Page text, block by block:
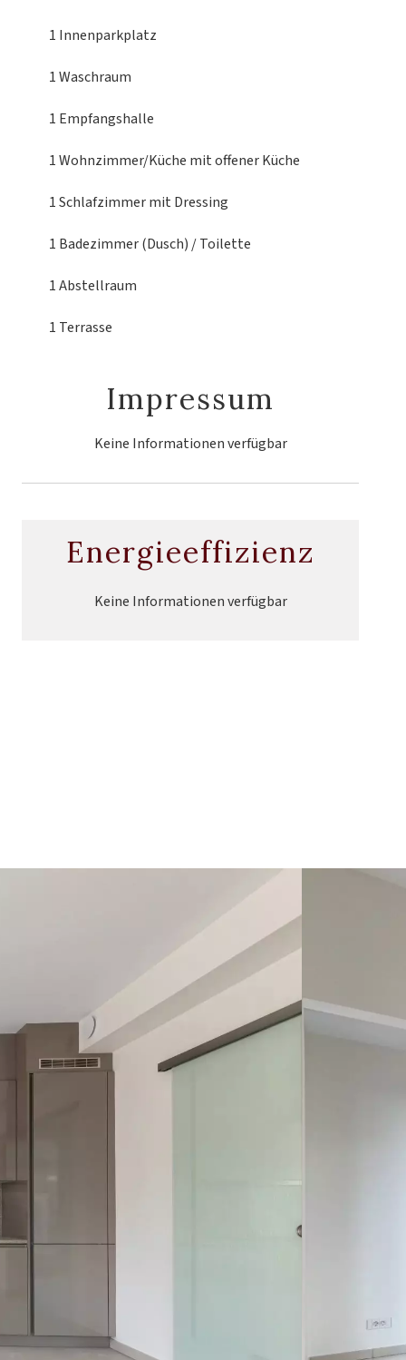
1 Innenparkplatz
1 Waschraum
1 Empfangshalle
1 Wohnzimmer/Küche mit offener Küche
1 Schlafzimmermit Dressing
1 Badezimmer (Dusch) / Toilette
1 Abstellraum
1 Terrasse
Impressum
Keine Informationen verfügbar
Energieeffizienz
Keine Informationen verfügbar